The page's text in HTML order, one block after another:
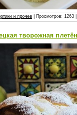
и прочее | Просмотров: 1263
творожная